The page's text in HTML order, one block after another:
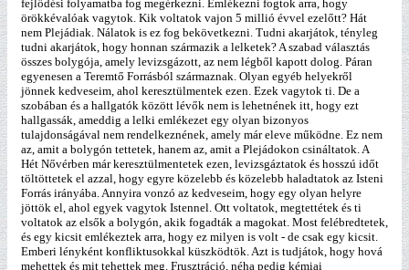
fejlődési folyamatba fog megérkezni. Emlékezni fogtok arra, hogy
örökkévalóak vagytok. Kik voltatok vajon 5 millió évvel ezelőtt? Hát
nem Plejádiak. Nálatok is ez fog bekövetkezni. Tudni akarjátok, tényleg
tudni akarjátok, hogy honnan származik a lelketek? A szabad választás
összes bolygója, amely levizsgázott, az nem légből kapott dolog. Páran
egyenesen a Teremtő Forrásból származnak. Olyan egyéb helyekről
jönnek kedveseim, ahol keresztülmentek ezen. Ezek vagytok ti. De a
szobában és a hallgatók között lévők nem is lehetnének itt, hogy ezt
hallgassák, ameddig a lelki emlékezet egy olyan bizonyos
tulajdonságával nem rendelkeznének, amely már eleve működne. Ez nem
az, amit a bolygón tettetek, hanem az, amit a Plejádokon csináltatok. A
Hét Nővérben már keresztülmentetek ezen, levizsgáztatok és hosszú időt
töltöttetek el azzal, hogy egyre közelebb és közelebb haladtatok az Isteni
Forrás irányába. Annyira vonzó az kedveseim, hogy egy olyan helyre
jöttök el, ahol egyek vagytok Istennel. Ott voltatok, megtettétek és ti
voltatok az elsők a bolygón, akik fogadták a magokat. Most felébredtetek,
és egy kicsit emlékeztek arra, hogy ez milyen is volt - de csak egy kicsit.
Emberi lényként konfliktusokkal küszködtök. Azt is tudjátok, hogy hová
mehettek és mit tehettek meg. Frusztráció, néha pedig kémiai